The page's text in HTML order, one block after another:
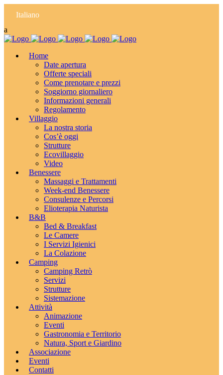
Italiano
Home
Date apertura
Offerte speciali
Come prenotare e prezzi
Soggiorno giornaliero
Informazioni generali
Regolamento
Villaggio
La nostra storia
Cos’è oggi
Strutture
Ecovillaggio
Video
Benessere
Massaggi e Trattamenti
Week-end Benessere
Consulenze e Percorsi
Elioterapia Naturista
B&B
Bed & Breakfast
Le Camere
I Servizi Igienici
La Colazione
Camping
Camping Retrò
Servizi
Strutture
Sistemazione
Attività
Animazione
Eventi
Gastronomia e Territorio
Natura, Sport e Giardino
Associazione
Eventi
Contatti